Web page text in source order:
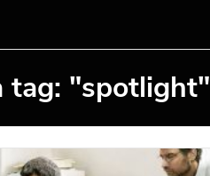
tag: "spotlight"